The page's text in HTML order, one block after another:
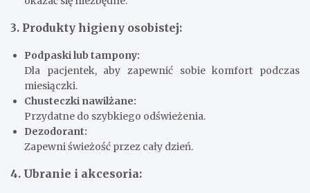
3. Produkty higieny osobistej:
Podpaski lub tampony:
Dla pacjentek, aby zapewnić sobie komfort podczas
miesiączki.
Chusteczki nawilżane:
Przydatne do szybkiego odświeżenia.
Dezodorant:
Zapewni świeżość przez cały dzień.
4. Ubranie i akcesoria: